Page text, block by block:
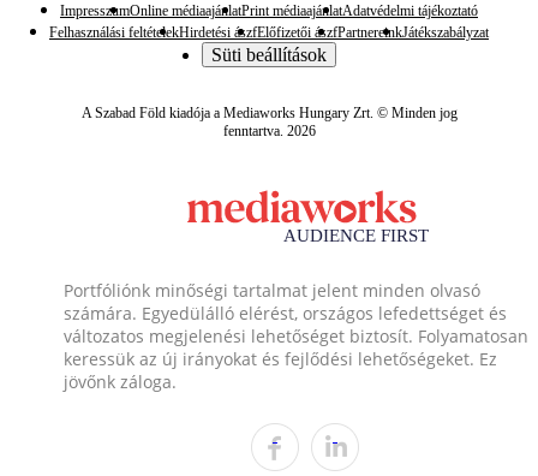
ImpresszumOnline médiaajánlatPrint médiaajánlatAdatvédelmi tájékoztató
Felhasználási feltételekHirdetési ászfElőfizetői ászfPartnereinkJátékszabályzat
Süti beállítások
A Szabad Föld kiadója a Mediaworks Hungary Zrt. © Minden jog
fenntartva. 2026
Portfóliónk minőségi tartalmat jelent minden olvasó
számára. Egyedülálló elérést, országos lefedettséget és
változatos megjelenési lehetőséget biztosít. Folyamatosan
keressük az új irányokat és fejlődési lehetőségeket. Ez
jövőnk záloga.